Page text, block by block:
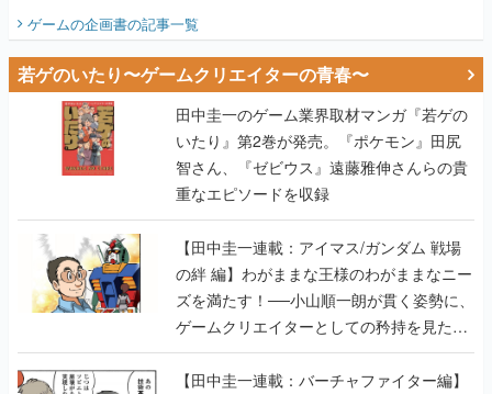
ビュー】
ゲームの企画書の記事一覧
若ゲのいたり〜ゲームクリエイターの青春〜
田中圭一のゲーム業界取材マンガ『若ゲの
いたり』第2巻が発売。『ポケモン』田尻
智さん、『ゼビウス』遠藤雅伸さんらの貴
重なエピソードを収録
【田中圭一連載：アイマス/ガンダム 戦場
の絆 編】わがままな王様のわがままなニー
ズを満たす！──小山順一朗が貫く姿勢に、
ゲームクリエイターとしての矜持を見た
【若ゲのいたり最終回】
【田中圭一連載：バーチャファイター編】